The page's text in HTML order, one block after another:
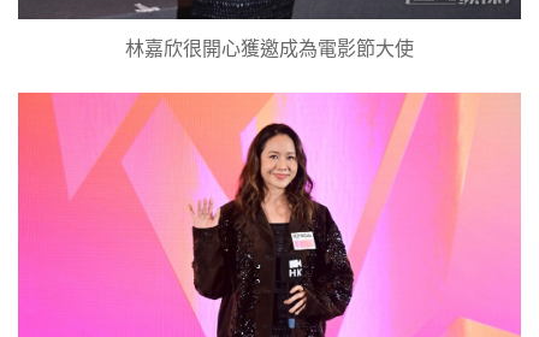
林嘉欣很開心獲邀成為電影節大使